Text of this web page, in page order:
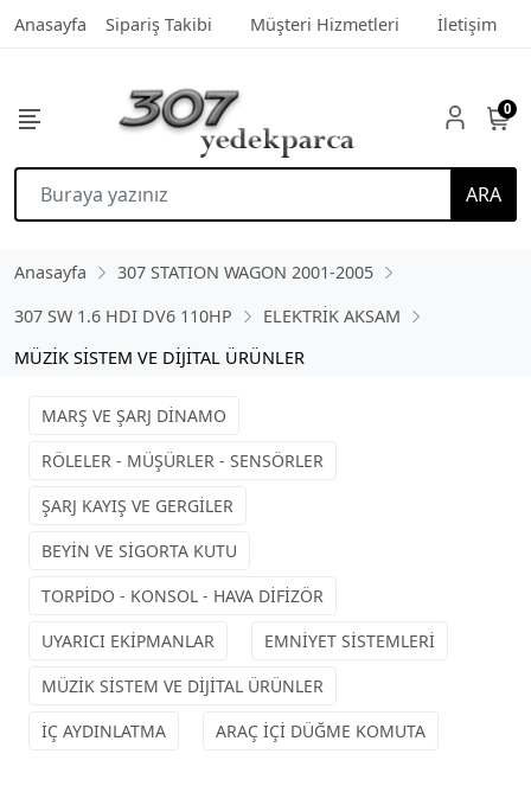
Anasayfa Sipariş Takibi Müşteri Hizmetleri İletişim
ARA
0
Anasayfa
307 STATION WAGON 2001-2005
307 SW 1.6 HDI DV6 110HP
ELEKTRİK AKSAM
MÜZİK SİSTEM VE DİJİTAL ÜRÜNLER
MARŞ VE ŞARJ DİNAMO
RÖLELER - MÜŞÜRLER - SENSÖRLER
ŞARJ KAYIŞ VE GERGİLER
BEYİN VE SİGORTA KUTU
TORPİDO - KONSOL - HAVA DİFİZÖR
UYARICI EKİPMANLAR
EMNİYET SİSTEMLERİ
MÜZİK SİSTEM VE DİJİTAL ÜRÜNLER
İÇ AYDINLATMA
ARAÇ İÇİ DÜĞME KOMUTA